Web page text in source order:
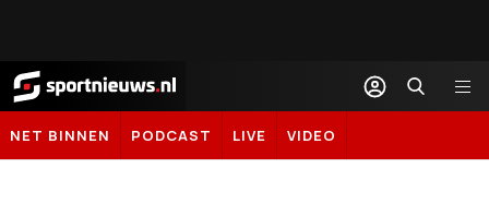
Sportnieuws.nl
NET BINNEN PODCAST LIVE VIDEO